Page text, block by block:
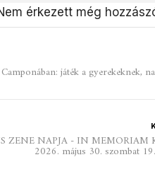
érkezett még
játék a gyerekeknek,
ZENE NAPJA - IN MEMORIAM
2026. május 30. szombat